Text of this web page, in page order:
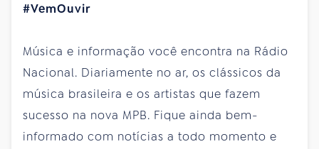
#VemOuvir
Música e informação você encontra na Rádio
Nacional. Diariamente no ar, os clássicos da
música brasileira e os artistas que fazem
sucesso na nova MPB. Fique ainda bem-
informado com notícias a todo momento e